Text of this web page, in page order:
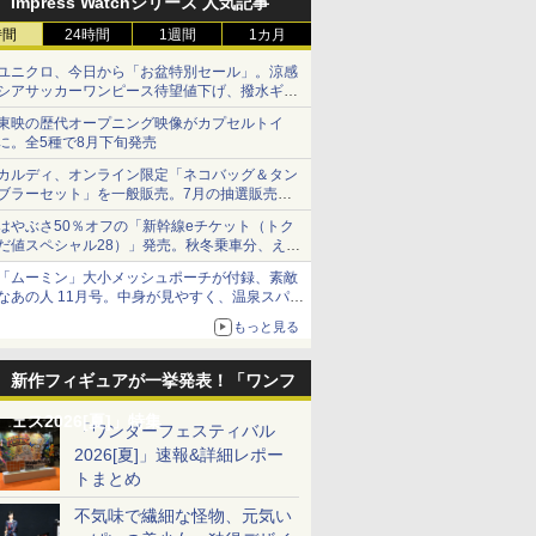
24時間 1週間 1カ月
ニクロ、今日から「お盆特別セール」。涼感
アサッカーワンピース待望値下げ、撥水ギア
ョーツは1990円に
映の歴代オープニング映像がカプセルトイ
。全5種で8月下旬発売
ルディ、オンライン限定「ネコバッグ＆タン
ラーセット」を一般販売。7月の抽選販売の
選無効分
やぶさ50％オフの「新幹線eチケット（トク
値スペシャル28）」発売。秋冬乗車分、えき
っと限定
ムーミン」大小メッシュポーチが付録、素敵
あの人 11月号。中身が見やすく、温泉スパに
もっと見る
新作フィギュアが一挙発表！「ワンフ
ェス2026[夏]」特集「ワンダーフェスティバル
2026[夏]」速報&詳細レポー
トまとめ
不気味で繊細な怪物、元気い